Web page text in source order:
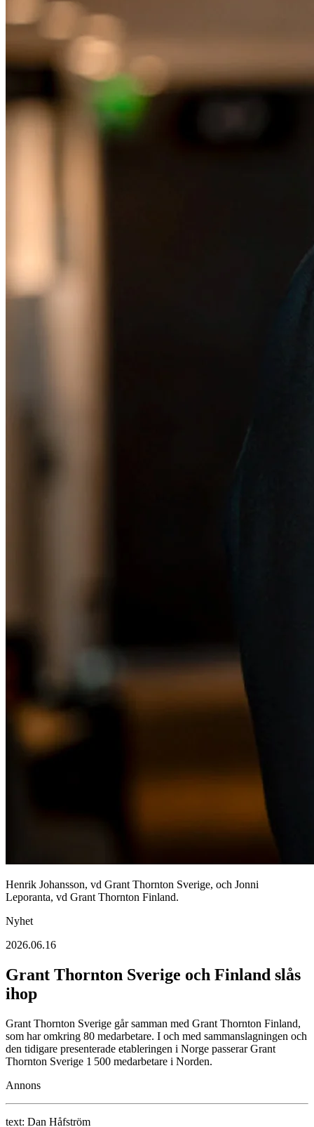
Henrik Johansson, vd Grant Thornton Sverige, och Jonni
Leporanta, vd Grant Thornton Finland.
Nyhet
2026.06.16
Grant Thornton Sverige och Finland slås
ihop
Grant Thornton Sverige går samman med Grant Thornton Finland,
som har omkring 80 medarbetare. I och med sammanslagningen och
den tidigare presenterade etableringen i Norge passerar Grant
Thornton Sverige 1 500 medarbetare i Norden.
Annons
text: Dan Håfström